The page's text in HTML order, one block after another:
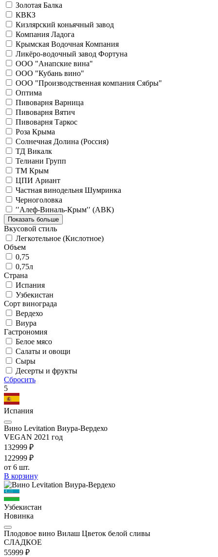
Золотая Балка
КВКЗ
Кизлярский коньячный завод
Компания Ладога
Крымская Водочная Компания
Ликёро-водочный завод Фортуна
ООО "Анапские вина"
ООО "Кубань вино"
ООО "Производственная компания Сябры"
Оптима
Пивоварня Варница
Пивоварня Вятич
Пивоварня Таркос
Роза Крыма
Солнечная Долина (Россия)
ТД Викалк
Телиани Групп
ТМ Крым
ЦПИ Ариант
Частная винодельня Шумринка
Черноголовка
′′Алеф-Виналь-Крым′′ (АВК)
Показать больше
Вкусовой стиль
Легкотельное (Кислотное)
Объем
0,75
0,75л
Страна
Испания
Узбекистан
Сорт винограда
Вердехо
Виура
Гастрономия
Белое мясо
Салаты и овощи
Сыры
Десерты и фрукты
Сбросить
5
Испания
Вино Levitation Виура-Вердехо
VEGAN 2021 год
132999 ₽
122999 ₽
от 6 шт.
В корзину
Узбекистан
Новинка
Плодовое вино Вилаш Цветок белой сливы
СЛАДКОЕ
55999 ₽